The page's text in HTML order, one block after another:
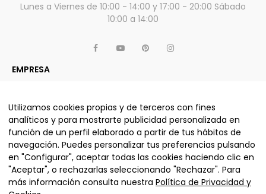
Lunes a Viernes de 10:00 - 14:00 y 17:00 - 20:00 Sábado
10:00 a 14:00
EMPRESA
OTROS SERVICIOS Y PRODUCTOS
ALJUMA MUEBLES, S.L. © La nube sofás 2025 - Todos los
derechos reservados.
Utilizamos cookies propias y de terceros con fines
analíticos y para mostrarte publicidad personalizada en
función de un perfil elaborado a partir de tus hábitos de
navegación. Puedes personalizar tus preferencias pulsando
en "Configurar", aceptar todas las cookies haciendo clic en
"Aceptar", o rechazarlas seleccionando "Rechazar". Para
más información consulta nuestra Política de Privacidad y